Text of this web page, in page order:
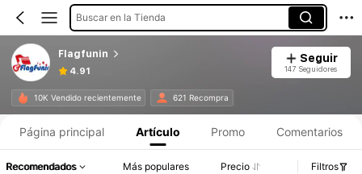
Buscar en la Tienda
Flagfunin
4.91
Seguir
147 Seguidores
10K Vendido recientemente 621 Recompra
Página principal Artículo Promo Comentarios
Recomendados Más populares Precio Filtros